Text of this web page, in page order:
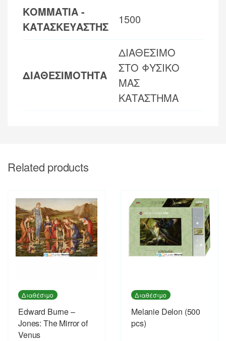
ΚΟΜΜΑΤΙΑ -
ΚΑΤΑΣΚΕΥΑΣΤΗΣ
1500
ΔΙΑΘΕΣΙΜΟΤΗΤΑ
ΔΙΑΘΕΣΙΜΟ
ΣΤΟ ΦΥΣΙΚΟ
ΜΑΣ
ΚΑΤΑΣΤΗΜΑ
Related products
Διαθέσιμο
Edward Burne –
Jones: The Mirror of
Venus
Διαθέσιμο
Melanie Delon (500
pcs)